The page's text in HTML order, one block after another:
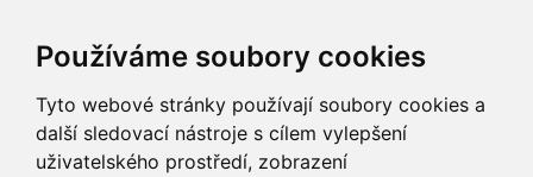
Používáme soubory cookies
Tyto webové stránky používají soubory cookies a
další sledovací nástroje s cílem vylepšení
uživatelského prostředí, zobrazení